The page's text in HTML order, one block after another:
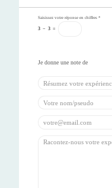
Saisissez votre réponse en chiffres *
3 − 3 =